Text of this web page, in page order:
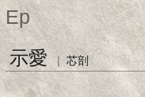
Ep
示愛 | 芯剖